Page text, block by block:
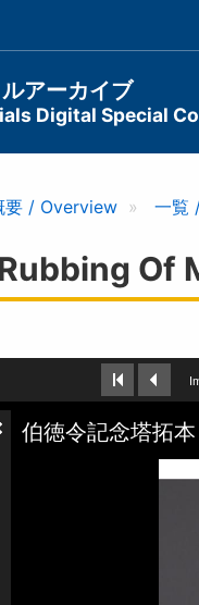
アーカイブ
Digital Special
要 / Overview 一覧